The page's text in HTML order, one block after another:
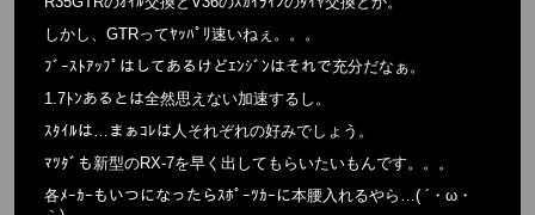
しかし、GTRってﾔｯﾊﾟﾘ速いねぇ。。。
ﾌﾞｰｽﾄｱｯﾌﾟはしてあるけどｴﾝｼﾞﾝはそれで充分だなぁ。
1.7ﾄﾝあるとは全然思えない加速するし。
ｽﾀｲﾙは…まぁｺﾚは人それぞれの好みでしょう。
ﾏﾂﾀﾞも新型のRX-7を早く出してもらいたいもんです。。。
各ﾒｰｶｰもいつになったらｽﾎﾟｰﾂｶｰに本腰入れるやら…( ´・ω・